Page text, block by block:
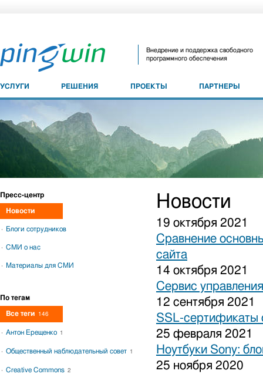
Внедрение и поддержка свободного
программного обеспечения
УСЛУГИ РЕШЕНИЯ ПРОЕКТЫ ПАРТНЕРЫ
Новости
19 октября 2021
Сравнение
сайта
14 октября 2021
Сервис
12 сентября 2021
SSL-сертификаты
25 февраля 2021
Ноутбуки Sony:
25 ноября 2020
Пресс-центр
Новости
Блоги сотрудников
СМИ о нас
Материалы для СМИ
По тегам
Все теги 146
Антон Ерещенко 1
Общественный наблюдательный совет 1
Creative Commons 2